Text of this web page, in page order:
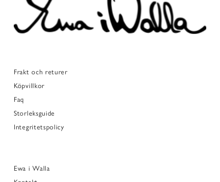
Frakt och returer
Köpvillkor
Faq
Storleksguide
Integritetspolicy
Ewa i Walla